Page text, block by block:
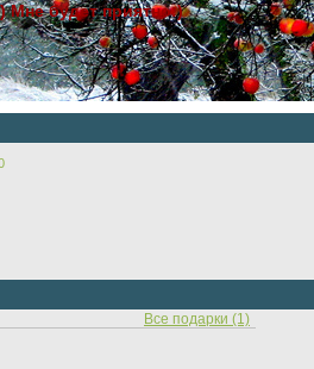
Мне будет приятно:)
Все подарки (1)